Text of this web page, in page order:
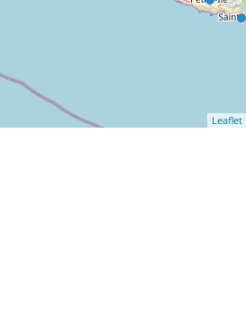
Leaflet